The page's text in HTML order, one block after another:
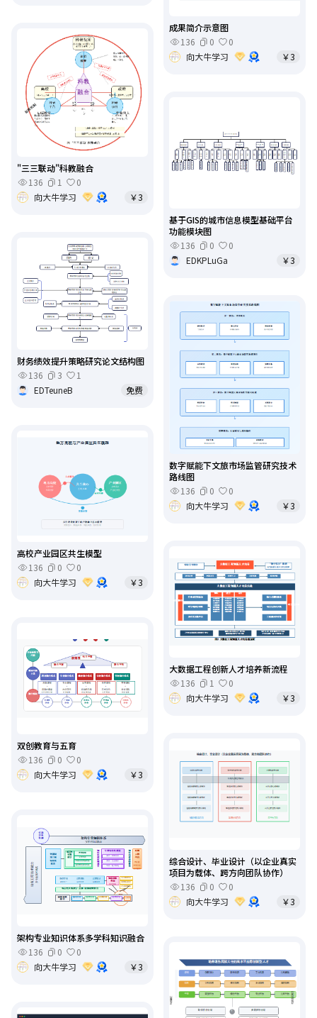
成果简介示意图
136
0
0
向大牛学习
￥3
"三三联动"科教融合
136
1
0
向大牛学习
￥3
基于GIS的城市信息模型基础平台
功能模块图
136
0
0
EDKPLuGa
￥3
财务绩效提升策略研究论文结构图
136
3
1
EDTeuneB
免费
数字赋能下文旅市场监管研究技术
路线图
136
0
0
向大牛学习
￥3
高校产业园区共生模型
136
0
0
向大牛学习
￥3
大数据工程创新人才培养新流程
136
1
0
向大牛学习
￥3
双创教育与五育
136
0
0
向大牛学习
￥3
综合设计、毕业设计（以企业真实
项目为载体、跨方向团队协作）
136
0
0
向大牛学习
￥3
架构专业知识体系多学科知识融合
136
0
0
向大牛学习
￥3